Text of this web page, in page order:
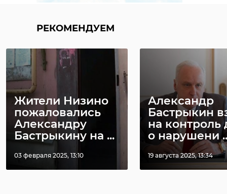
РЕКОМЕНДУЕМ
Жители Низино
пожаловались
Александру
Бастрыкину на ...
03 февраля 2025, 13:10
Александр
Бастрыкин
на контроль
о нарушени
19 августа 2025, 13:34